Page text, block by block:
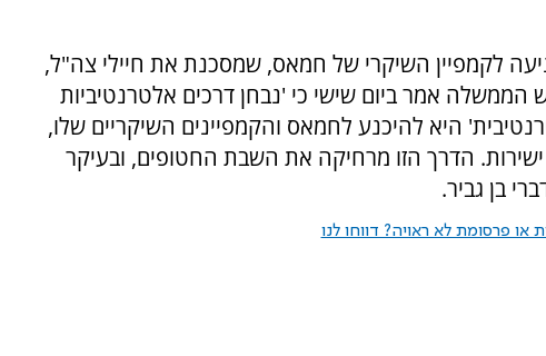
לקמפיין השיקרי של חמאס, שמסכנת את חיילי צה"ל,
אמר ביום שישי כי 'נבחן דרכים אלטרנטיביות
היא להיכנע לחמאס והקמפיינים השיקריים שלו,
ישירות. הדרך הזו מרחיקה את השבת החטופים, ובעיקר
בן גביר.
פרסומת לא ראויה? דווחו לנו